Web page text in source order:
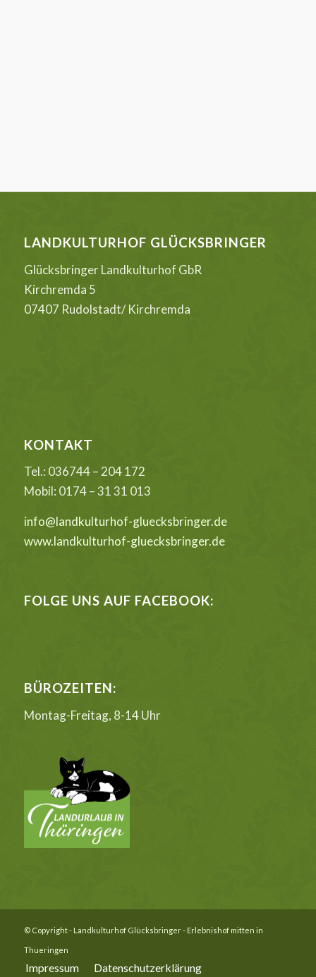
LANDKULTURHOF GLÜCKSBRINGER
Glücksbringer Landkulturhof GbR
Kirchremda 5
07407 Rudolstadt/ Kirchremda
KONTAKT
Tel.: 036744 – 204 172
Mobil: 0174 – 31 31 013
info@landkulturhof-gluecksbringer.de
www.landkulturhof-gluecksbringer.de
FOLGE UNS AUF FACEBOOK:
BÜROZEITEN:
Montag-Freitag, 8-14 Uhr
© Copyright - Landkulturhof Glücksbringer - Erlebnishof mitten in
Thueringen
Impressum Datenschutzerklärung